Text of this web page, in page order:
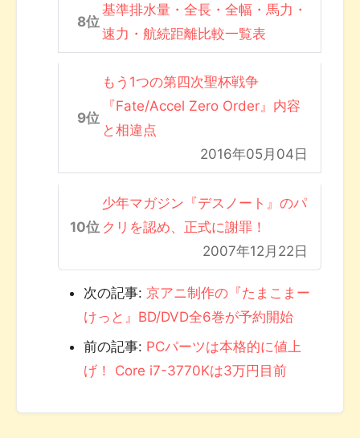
基準排水量・全長・全幅・馬力・
速力・航続距離比較一覧表
もう1つの第四次聖杯戦争
『Fate/Accel Zero Order』内容
と相違点
2016年05月04日
少年マガジン『デスノート』のパ
クリを認め、正式に謝罪！
2007年12月22日
次の記事: 京アニ制作の『たまこまー
けっと』BD/DVD全6巻が予約開始
前の記事: PCパーツは本格的に値上
げ！ Core i7-3770Kは3万円目前